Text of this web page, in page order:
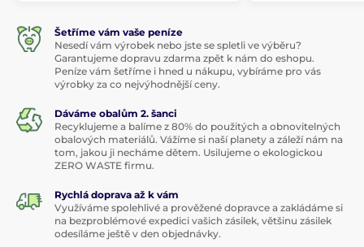
Šetříme vám vaše peníze
Nesedí vám výrobek nebo jste se spletli ve výběru?
Garantujeme dopravu zdarma zpět k nám do eshopu.
Peníze vám šetříme i hned u nákupu, vybíráme pro vás
výrobky za co nejvýhodnější ceny.
Dáváme obalům 2. šanci
Recyklujeme a balíme z 80% do použitých a obnovitelných
obalových materiálů. Vážíme si naší planety a záleží nám na
tom, jakou ji necháme dětem. Usilujeme o ekologickou
ZERO WASTE firmu.
Rychlá doprava až k vám
Využíváme spolehlivé a prověžené dopravce a zakládáme si
na bezproblémové expedici vašich zásilek, většinu zásilek
odesíláme ještě v den objednávky.